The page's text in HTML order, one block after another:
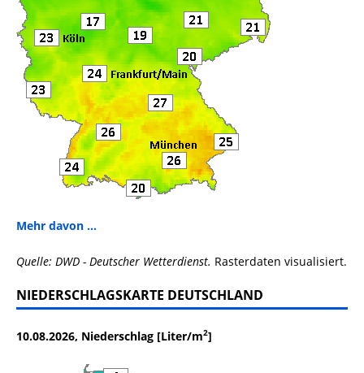
Mehr davon ...
Quelle: DWD - Deutscher Wetterdienst. Rasterdaten visualisiert.
NIEDERSCHLAGSKARTE DEUTSCHLAND
10.08.2026, Niederschlag [Liter/m2]